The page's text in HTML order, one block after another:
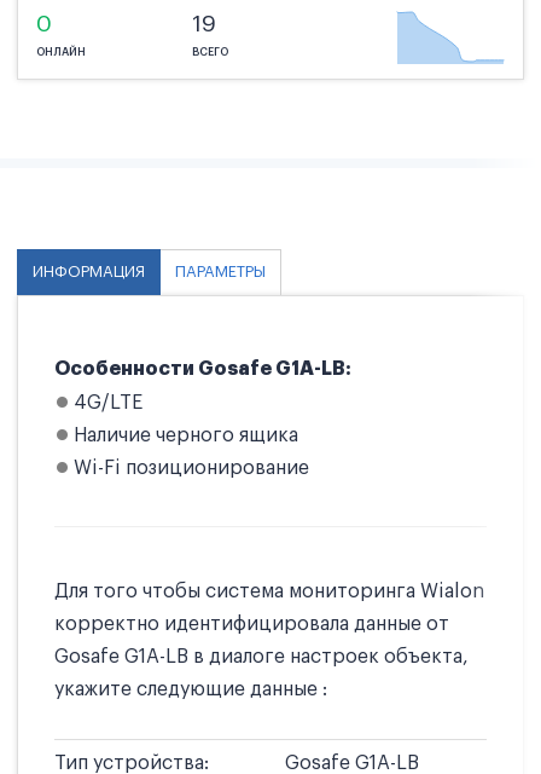
0
ОНЛАЙН
19
ВСЕГО
ИНФОРМАЦИЯ ПАРАМЕТРЫ
Особенности Gosafe G1A-LB:
4G/LTE
Наличие черного ящика
Wi-Fi позиционирование
Для того чтобы система мониторинга Wialon
корректно идентифицировала данные от
Gosafe G1A-LB в диалоге настроек объекта,
укажите следующие данные :
Тип устройства: Gosafe G1A-LB